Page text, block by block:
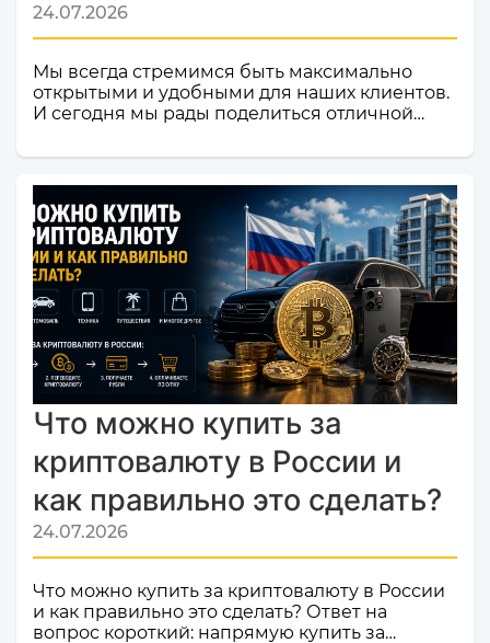
24.07.2026
Мы всегда стремимся быть максимально
открытыми и удобными для наших клиентов.
И сегодня мы рады поделиться отличной
валют и криптовалют CosmoChanger
официально добавлен в листинг
мониторинга обменников
Monik.exchange.Что это значит для вас?
Только плюсы! Мы делаем всё, чтобы каждый
ваш обмен был быстрым, безопасным и
комфортным.Почему это важное событие?
Попадание в список надежных платформ на
Monik.exchange — это знак каче...
Что можно купить за
криптовалюту в России и
как правильно это сделать?
24.07.2026
Что можно купить за криптовалюту в России
и как правильно это сделать? Ответ на
вопрос короткий: напрямую купить за